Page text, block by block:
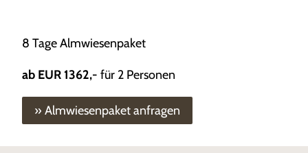
8 Tage Almwiesenpaket
ab EUR 1362,- für 2 Personen
» Almwiesenpaket anfragen